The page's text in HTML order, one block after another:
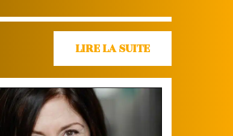
LIRE LA SUITE